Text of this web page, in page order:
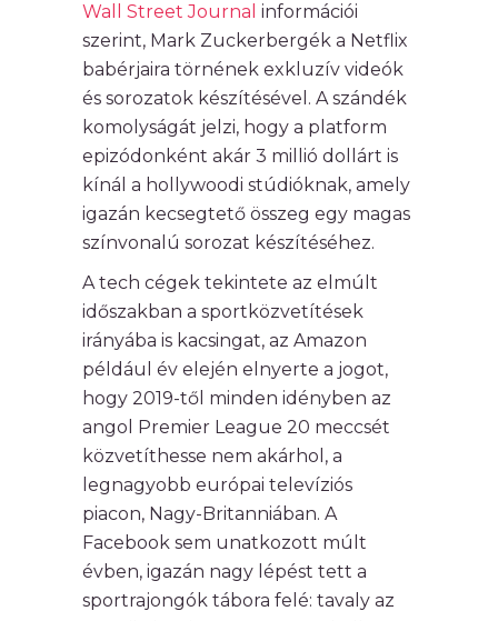
Wall Street Journal információi
szerint, Mark Zuckerbergék a Netflix
babérjaira törnének exkluzív videók
és sorozatok készítésével. A szándék
komolyságát jelzi, hogy a platform
epizódonként akár 3 millió dollárt is
kínál a hollywoodi stúdióknak, amely
igazán kecsegtető összeg egy magas
színvonalú sorozat készítéséhez.
A tech cégek tekintete az elmúlt
időszakban a sportközvetítések
irányába is kacsingat, az Amazon
például év elején elnyerte a jogot,
hogy 2019-től minden idényben az
angol Premier League 20 meccsét
közvetíthesse nem akárhol, a
legnagyobb európai televíziós
piacon, Nagy-Britanniában. A
Facebook sem unatkozott múlt
évben, igazán nagy lépést tett a
sportrajongók tábora felé: tavaly az